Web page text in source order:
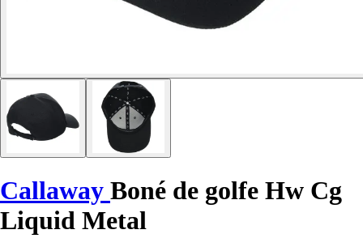
Callaway Boné de golfe Hw Cg
Liquid Metal